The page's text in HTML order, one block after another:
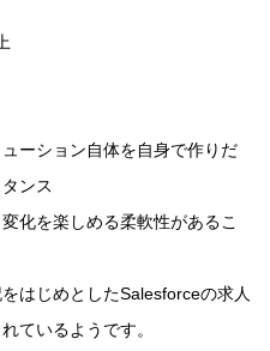
ーション自体を自身で作りだ
ンス
化を楽しめる柔軟性があるこ
はじめとしたSalesforceの求人
ているようです。